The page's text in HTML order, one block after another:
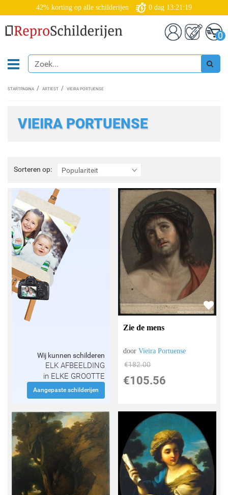
42% korting op alle schilderijen 0 dag 13:21:19
0
STARTPAGINA ARTIEST VIEIRA PORTUENSE
VIEIRA PORTUENSE
Sorteren op: Populariteit
Sorteren
op:
Wij kunnen schilderen
ELK AFBEELDING
in ELKE GROOTTE
Aangepaste schilderijen
Zie de mens
doorVieira Portuense
€182.00
€105.56